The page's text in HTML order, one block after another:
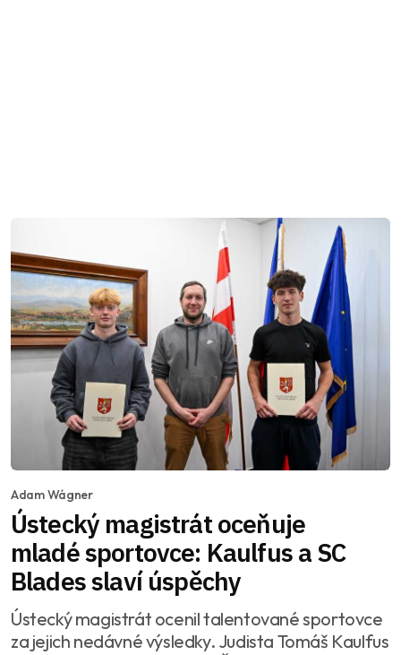
Adam Wágner
Ústecký magistrát oceňuje
mladé sportovce: Kaulfus a SC
Blades slaví úspěchy
Ústecký magistrát ocenil talentované sportovce
za jejich nedávné výsledky. Judista Tomáš Kaulfus